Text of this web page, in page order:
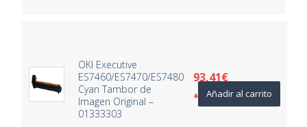
OKI Executive
ES7460/ES7470/ES7480
Cyan Tambor de
Imagen Original –
01333303
93,41€
+ IVAAñadir al carrito